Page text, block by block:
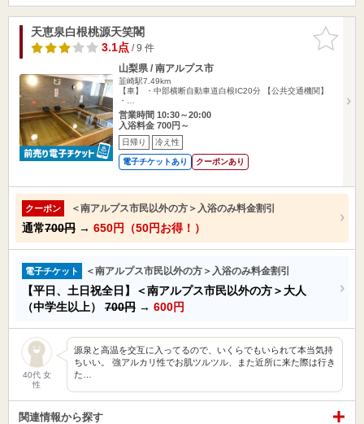
お気に入
りに追加
天恵泉白根桃源天笑閣
3.1点/ 9 件
山梨県 / 南アルプス市
韮崎駅7.49km
【車】 ・中部横断自動車道白根IC20分 【公共交通機関】
・…
営業時間 10:30～20:00
入浴料金 700円～
日帰り 冷え性
電子チケットあり クーポンあり
クーポン ＜南アルプス市民以外の方＞入浴のみ料金割引
通常700円 → 650円（50円お得！）
電子チケット ＜南アルプス市民以外の方＞入浴のみ料金割引
【平日、土日祝全日】＜南アルプス市民以外の方＞大人
（中学生以上） 700円 → 600円
40代 女
性
源泉と高温を交互に入ってるので、いくらでもいられて本当気持
ちいい。 強アルカリ性でお肌ツルツル、また近所に来た際は行き
た…
関連情報から探す